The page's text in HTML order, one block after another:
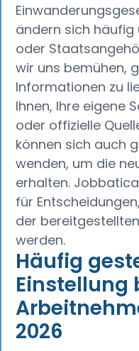
ändern sich häufig
oder
wir uns bemühen,
Informationen zu
Ihnen, Ihre eigene
oder offizielle
können sich auch
wenden, um die
erhalten.
für
der
werden.
Häufig
Einstellung
2026